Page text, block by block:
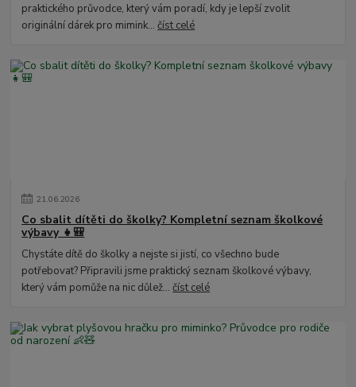
praktického průvodce, který vám poradí, kdy je lepší zvolit
originální dárek pro mimink...číst celé
21.06.2026
Co sbalit dítěti do školky? Kompletní seznam školkové
výbavy 👧🎒
Chystáte dítě do školky a nejste si jistí, co všechno bude
potřebovat? Připravili jsme praktický seznam školkové výbavy,
který vám pomůže na nic důlež...číst celé